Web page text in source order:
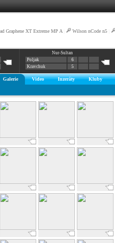
Graphene XT Extreme MP A Wilson nCode n5
Nur-Sultan
Poljak
6
Kravchuk
5
Galerie Video Inzeráty Kluby